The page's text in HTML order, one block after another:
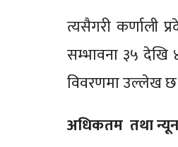
त्यसैगरी कर्णाली
सम्भावना ३५ देखि
विवरणमा उल्लेख छ
अधिकतम तथा